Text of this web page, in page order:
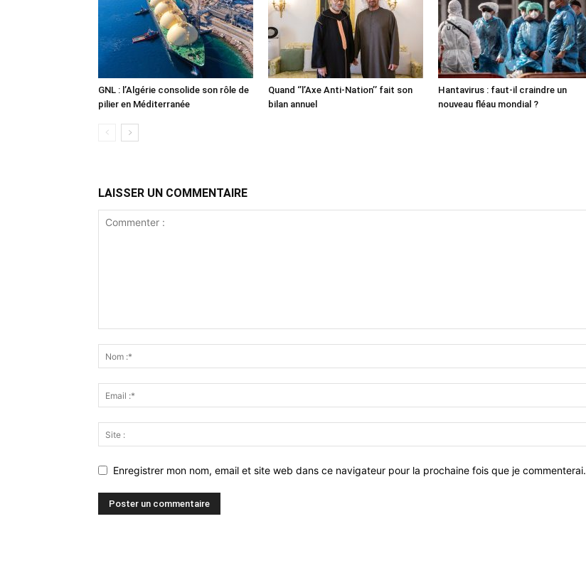
GNL : l’Algérie consolide son rôle de
pilier en Méditerranée
Quand ‘’l’Axe Anti-Nation’’ fait son
bilan annuel
Hantavirus : faut-il craindre un
nouveau fléau mondial ?
LAISSER UN COMMENTAIRE
Enregistrer mon nom, email et site web dans ce navigateur pour la prochaine fois que je commenterai.